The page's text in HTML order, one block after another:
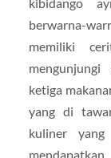
berwarna-
memiliki
ketiga
yang di
kuliner